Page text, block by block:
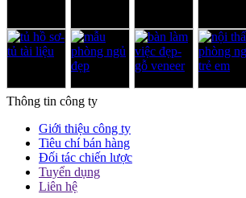
Thông tin công ty
Giới thiệu công ty
Tiêu chí bán hàng
Đối tác chiến lược
Tuyển dụng
Liên hệ